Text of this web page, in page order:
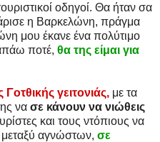
οδηγοί. Θα ήταν σα
η Βαρκελώνη, πράγμα
μου έκανε ένα πολύτιμο
ποτέ, θα της είμαι για
γειτονιάς, με τα
να σε κάνουν να νιώθεις
και τους ντόπιους να
μεταξύ αγνώστων, σε